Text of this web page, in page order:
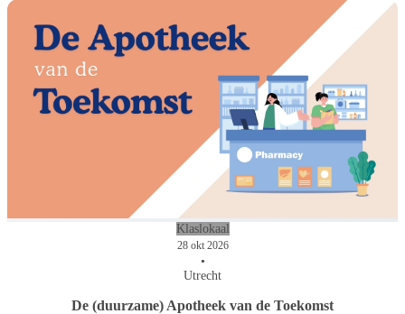
Klaslokaal
28 okt 2026
•
Utrecht
De (duurzame) Apotheek van de Toekomst